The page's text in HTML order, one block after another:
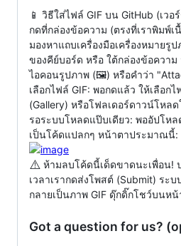
📱 วิธีใส่ไฟล์ GIF บน GitHub (เวอ
กดที่กล่องข้อความ (ตรงที่เราพิมพ์เ
มองหาแถบเครื่องมือเครื่องหมายรู
ของคีย์บอร์ด หรือ ใต้กล่องข้อความ
ไอคอนรูปภาพ (🖼️) หรือคำว่า
เลือกไฟล์ GIF: พอกดแล้ว ให้เลือก
(Gallery) หรือโฟลเดอร์ดาวน์โหล
รอระบบโหลดแป๊บเดียว: พออัปโห
เป็นโค้ดแปลกๆ หน้าตาประมาณนี้:
⚠️ ห้ามลบโค้ดนี้เด็ดขาดนะเพื่อน!
เวลาเรากดส่งโพสต์ (Submit) ระ
กลายเป็นภาพ GIF ดุ๊กดิ๊กโชว์บนหน้
Got a question for us?